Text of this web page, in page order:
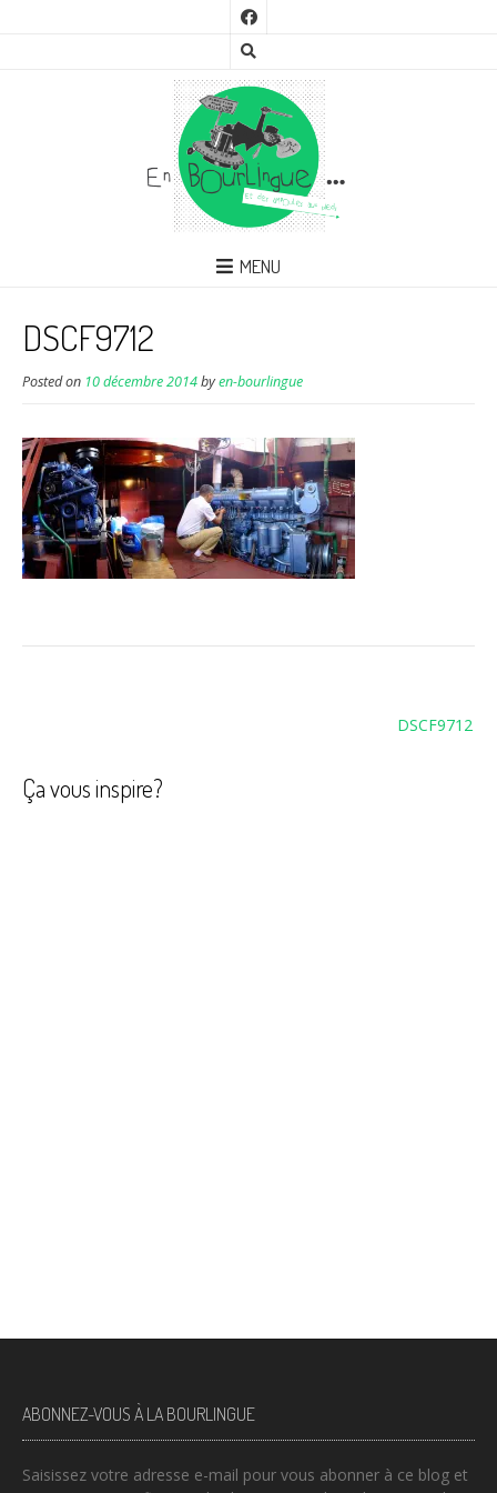
MENU
DSCF9712
Posted on 10 décembre 2014byen-bourlingue
DSCF9712
Ça vous inspire?
ABONNEZ-VOUS À LA BOURLINGUE
Saisissez votre adresse e-mail pour vous abonner à ce blog et